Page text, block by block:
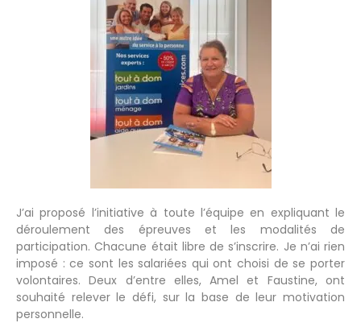
J’ai proposé l’initiative à toute l’équipe en expliquant le
déroulement des épreuves et les modalités de
participation. Chacune était libre de s’inscrire. Je n’ai rien
imposé : ce sont les salariées qui ont choisi de se porter
volontaires. Deux d’entre elles, Amel et Faustine, ont
souhaité relever le défi, sur la base de leur motivation
personnelle.